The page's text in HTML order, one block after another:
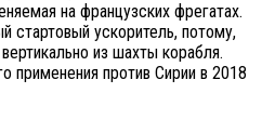
на французских фрегатах.
стартовый ускоритель, потому,
из шахты корабля.
применения против Сирии в 2018